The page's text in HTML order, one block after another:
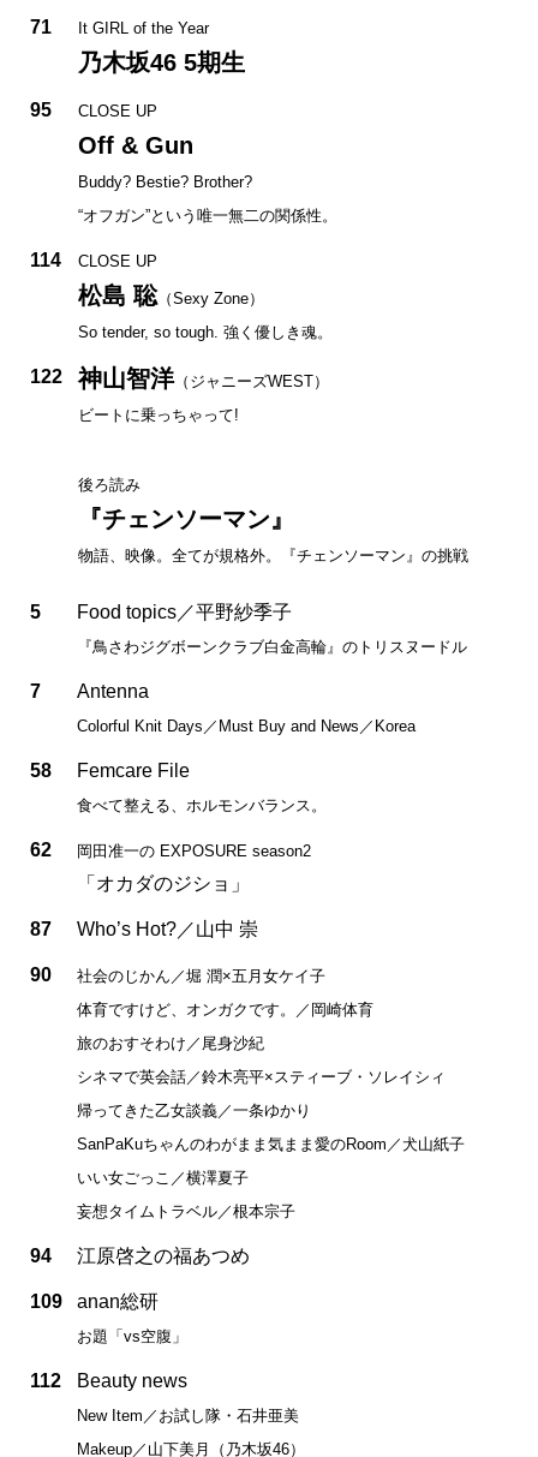
71 It GIRL of the Year
乃木坂46 5期生
95 CLOSE UP
Off & Gun
Buddy? Bestie? Brother?
“オフガン”という唯一無二の関係性。
114 CLOSE UP
松島 聡 （Sexy Zone）
So tender, so tough. 強く優しき魂。
122 神山智洋（ジャニーズWEST）
ビートに乗っちゃって!
後ろ読み
『チェンソーマン』
物語、映像。全てが規格外。『チェンソーマン』の挑戦
5 Food topics／平野紗季子
『鳥さわジグボーンクラブ白金高輪』のトリスヌードル
7 Antenna
Colorful Knit Days／Must Buy and News／Korea
58 Femcare File
食べて整える、ホルモンバランス。
62 岡田准一の EXPOSURE season2
「オカダのジショ」
87 Who’s Hot?／山中 崇
90
社会のじかん／堀 潤×五月女ケイ子
体育ですけど、オンガクです。／岡崎体育
旅のおすそわけ／尾身沙紀
シネマで英会話／鈴木亮平×スティーブ・ソレイシィ
帰ってきた乙女談義／一条ゆかり
SanPaKuちゃんのわがまま気まま愛のRoom／犬山紙子
いい女ごっこ／横澤夏子
妄想タイムトラベル／根本宗子
94 江原啓之の福あつめ
109 anan総研
お題「vs空腹」
112 Beauty news
New Item／お試し隊・石井亜美
Makeup／山下美月（乃木坂46）